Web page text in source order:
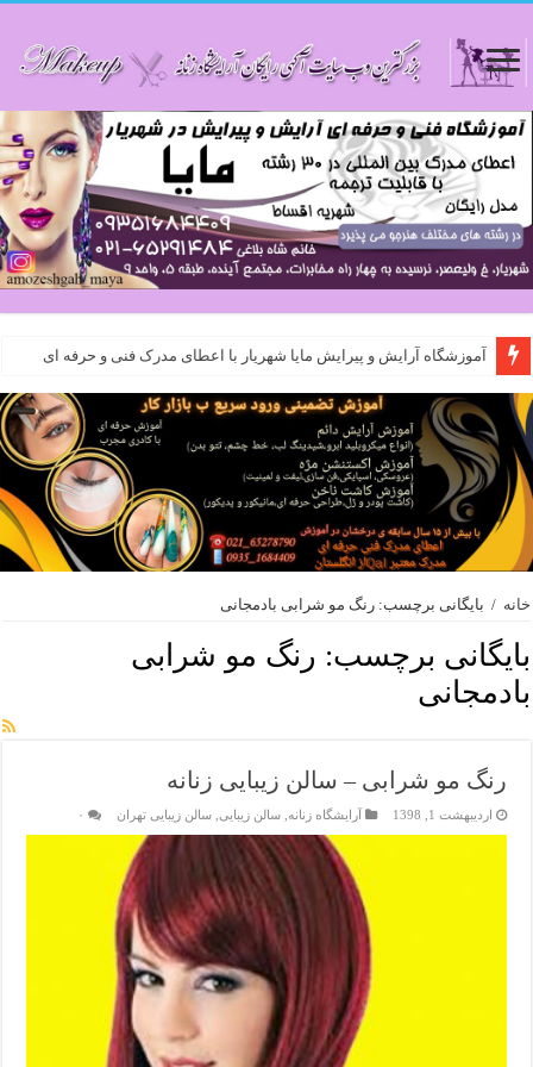
آموزشگاه آرایش و پیرایش مایا شهریار با اعطای مدرک فنی و حرفه ای
خانه / بایگانی برچسب: رنگ مو شرابی بادمجانی
بایگانی برچسب: رنگ مو شرابی
بادمجانی
رنگ مو شرابی – سالن زیبایی زنانه
اردیبهشت 1, 1398 آرایشگاه زنانه ,سالن زیبایی ,سالن زیبایی تهران ۰